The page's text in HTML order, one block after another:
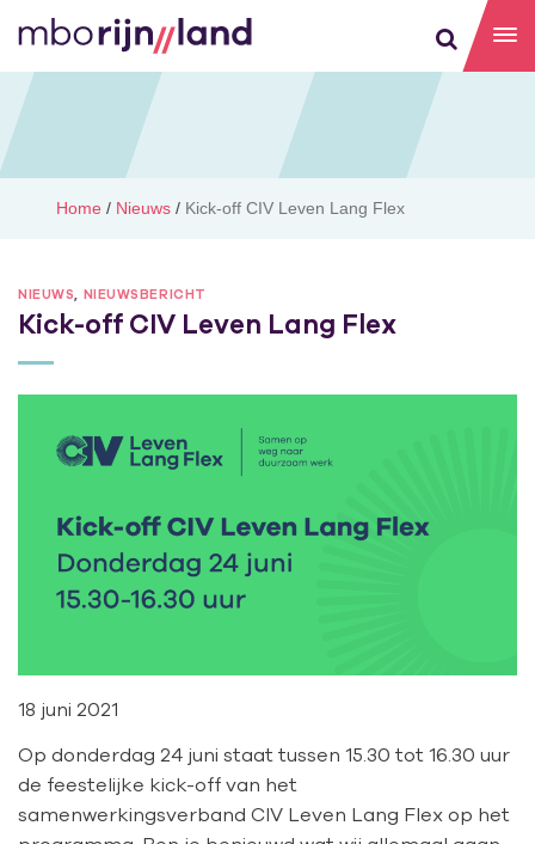
Home / Nieuws / Kick-off CIV Leven Lang Flex
NIEUWS NIEUWSBERICHT
Kick-off CIV Leven Lang Flex
18 juni 2021
Op donderdag 24 juni staat tussen 15.30 tot 16.30 uur
de feestelijke kick-off van het
samenwerkingsverband CIV Leven Lang Flex op het